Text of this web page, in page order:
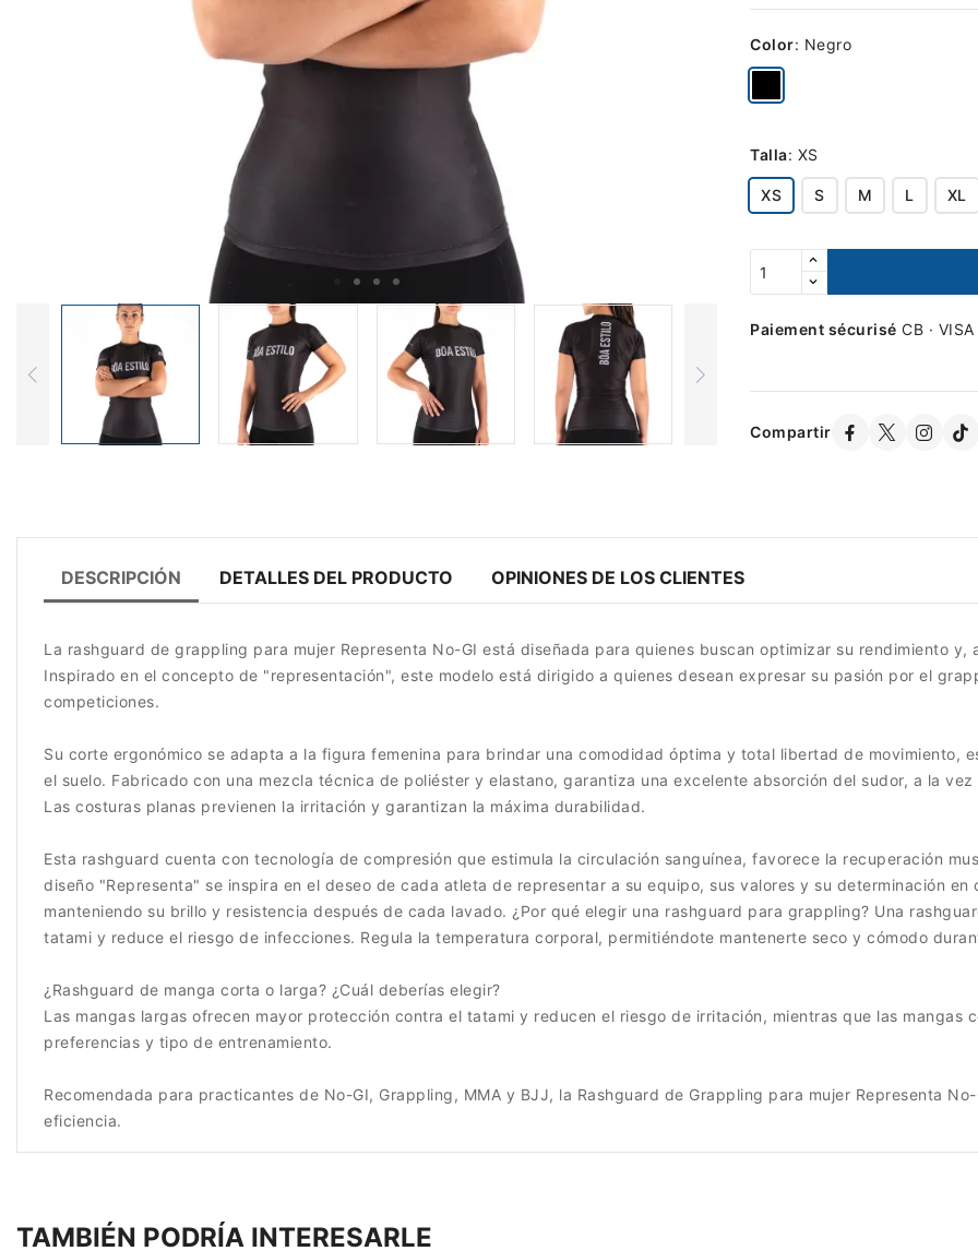
Color: Negro
Talla: XS
XS S M L XL
Paiement sécurisé CB ·
Compartir
DESCRIPCIÓN DETALLES DEL PRODUCTO OPINIONES DE LOS CLIENTES
La rashguard de grappling para mujer Representa No-GI está diseñada para quienes buscan optimizar su rendimiento
Inspirado en el concepto de "representación", este modelo está dirigido a quienes desean expresar su pasión por el
competiciones.
Su corte ergonómico se adapta a la figura femenina para brindar una comodidad óptima y total libertad de movimiento,
el suelo. Fabricado con una mezcla técnica de poliéster y elastano, garantiza una excelente absorción del sudor, a la
Las costuras planas previenen la irritación y garantizan la máxima durabilidad.
Esta rashguard cuenta con tecnología de compresión que estimula la circulación sanguínea, favorece la recuperación
diseño "Representa" se inspira en el deseo de cada atleta de representar a su equipo, sus valores y su determinación
manteniendo su brillo y resistencia después de cada lavado. ¿Por qué elegir una rashguard para grappling? Una
tatami y reduce el riesgo de infecciones. Regula la temperatura corporal, permitiéndote mantenerte seco y cómodo
¿Rashguard de manga corta o larga? ¿Cuál deberías elegir?
Las mangas largas ofrecen mayor protección contra el tatami y reducen el riesgo de irritación, mientras que las mangas
preferencias y tipo de entrenamiento.
Recomendada para practicantes de No-GI, Grappling, MMA y BJJ, la Rashguard de Grappling para mujer Representa
eficiencia.
TAMBIÉN PODRÍA INTERESARLE